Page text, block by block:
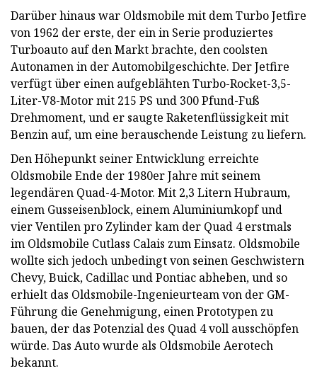
Darüber hinaus war Oldsmobile mit dem Turbo Jetfire
von 1962 der erste, der ein in Serie produziertes
Turboauto auf den Markt brachte, den coolsten
Autonamen in der Automobilgeschichte. Der Jetfire
verfügt über einen aufgeblähten Turbo-Rocket-3,5-
Liter-V8-Motor mit 215 PS und 300 Pfund-Fuß
Drehmoment, und er saugte Raketenflüssigkeit mit
Benzin auf, um eine berauschende Leistung zu liefern.
Den Höhepunkt seiner Entwicklung erreichte
Oldsmobile Ende der 1980er Jahre mit seinem
legendären Quad-4-Motor. Mit 2,3 Litern Hubraum,
einem Gusseisenblock, einem Aluminiumkopf und
vier Ventilen pro Zylinder kam der Quad 4 erstmals
im Oldsmobile Cutlass Calais zum Einsatz. Oldsmobile
wollte sich jedoch unbedingt von seinen Geschwistern
Chevy, Buick, Cadillac und Pontiac abheben, und so
erhielt das Oldsmobile-Ingenieurteam von der GM-
Führung die Genehmigung, einen Prototypen zu
bauen, der das Potenzial des Quad 4 voll ausschöpfen
würde. Das Auto wurde als Oldsmobile Aerotech
bekannt.